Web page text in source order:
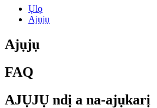
Ụlọ
Ajụjụ
Ajụjụ
FAQ
AJỤJỤ ndị a na-ajụkarị